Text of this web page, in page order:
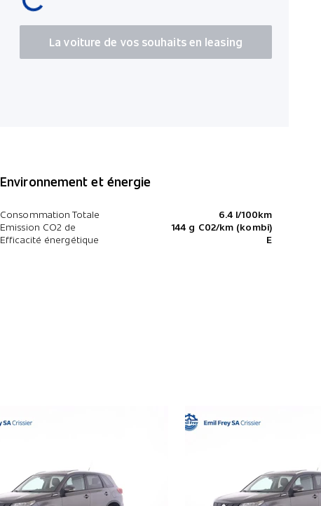
La voiture de vos souhaits en leasing
Environnement et énergie
Consommation Totale
6.4 l/100km
Emission CO2 de
144 g C02/km (kombi)
Efficacité énergétique
E